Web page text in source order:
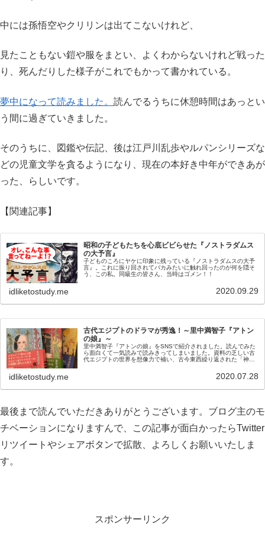
中には孫悟空やクリリンは出てこないけれど、
見たこともない鎧や服をまとい、よくわからないけれど戦った
り、死んだりした様子がこれでもかって書かれている。
夢中になって読みました。 読んでるうちに休憩時間はあっとい
う間に過ぎていきました。
そのうちに、図鑑や伝記、後は江戸川乱歩やルパンシリーズな
どの児童文学を貪るようになり、現在の本好き中年ができあが
った、らしいです。
【関連記事】
昭和の子どもたちを心底ビビらせた『ノストラダムス
の大予言』
子どものころにヤケに印象に残っている『ノストラダムスの大予
言』。これに振り回されてバカみたいに触れ回ったのが何を隠そ
う、この私。同級生の皆さん、当時はゴメン！！
idliketostudy.me 2020.09.29
古代エジプトのドラマが秀逸！～里中満智子『アトン
の娘』～
里中満智子『アトンの娘』をSNSで紹介されました。読んでみた
ら面白くて一気読みで読みきってしまいました。資料の乏しい古
代エジプトの世界を想像力で補い、古今東西繰り返された「神と
idliketostudy.me 2020.07.28
最後まで読んでいただきありがとうございます。ブログ主のモ
チベーションになりますんで、この記事が面白かったらTwitter
リツイートやシェアボタンで拡散、よろしくお願いいたしま
す。
スポンサーリンク